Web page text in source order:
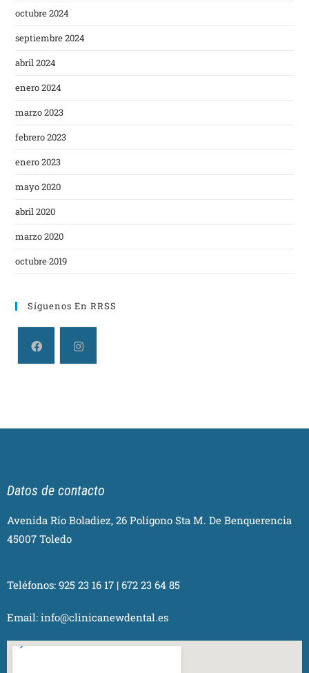
octubre 2024
septiembre 2024
abril 2024
enero 2024
marzo 2023
febrero 2023
enero 2023
mayo 2020
abril 2020
marzo 2020
octubre 2019
Síguenos En RRSS
Datos de contacto
Avenida Río Boladiez, 26 Polígono Sta M. De Benquerencia
45007 Toledo
Teléfonos: 925 23 16 17 | 672 23 64 85
Email: info@clinicanewdental.es